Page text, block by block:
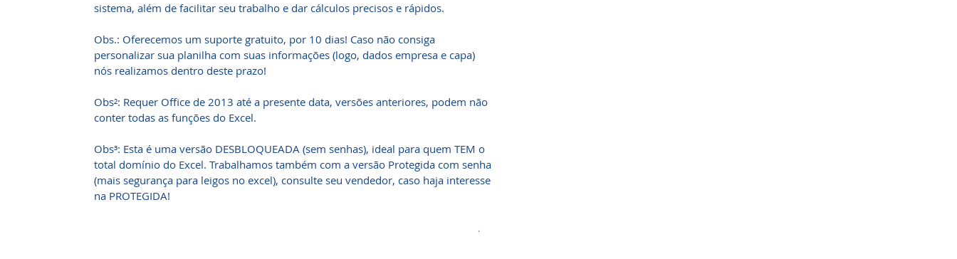
sistema, além de facilitar seu trabalho e dar cálculos precisos e rápidos.
Obs.: Oferecemos um suporte gratuito, por 10 dias! Caso não consiga
personalizar sua planilha com suas informações (logo, dados empresa e capa)
nós realizamos dentro deste prazo!
Obs²: Requer Office de 2013 até a presente data, versões anteriores, podem não
conter todas as funções do Excel.
Obs³: Esta é uma versão DESBLOQUEADA (sem senhas), ideal para quem TEM o
total domínio do Excel. Trabalhamos também com a versão Protegida com senha
(mais segurança para leigos no excel), consulte seu vendedor, caso haja interesse
na PROTEGIDA!
.